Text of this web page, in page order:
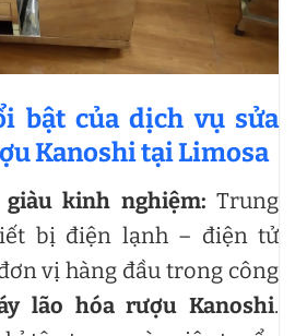
bật của dịch vụ sửa
Kanoshi tại Limosa
kinh nghiệm: Trung
bị điện lạnh – điện tử
vị hàng đầu trong công
lão hóa rượu Kanoshi.